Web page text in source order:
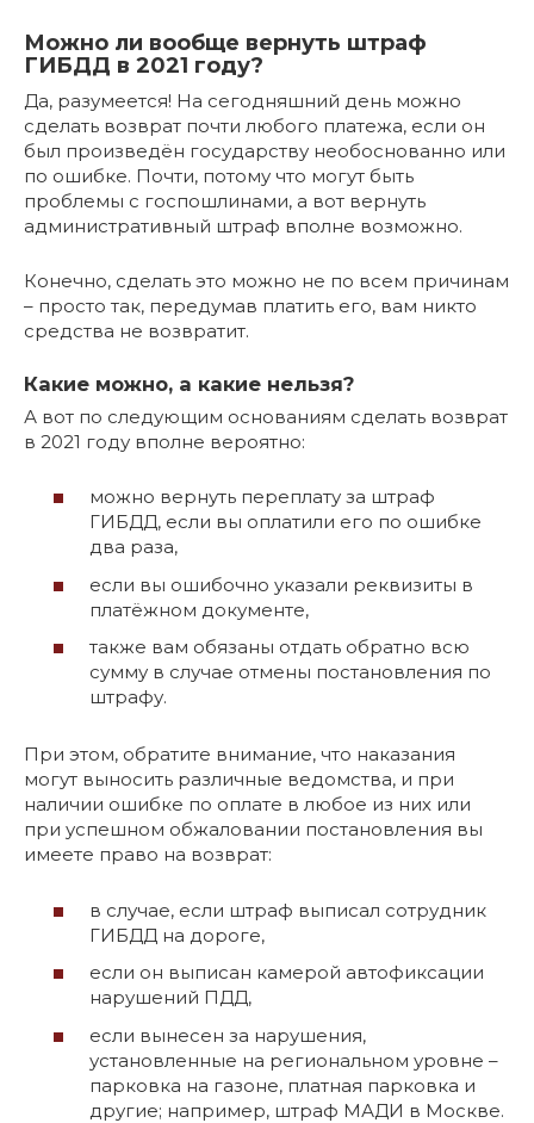
Можно ли вообще вернуть штраф
ГИБДД в 2021 году?
Да, разумеется! На сегодняшний день можно
сделать возврат почти любого платежа, если он
был произведён государству необоснованно или
по ошибке. Почти, потому что могут быть
проблемы с госпошлинами, а вот вернуть
административный штраф вполне возможно.
Конечно, сделать это можно не по всем причинам
– просто так, передумав платить его, вам никто
средства не возвратит.
Какие можно, а какие нельзя?
А вот по следующим основаниям сделать возврат
в 2021 году вполне вероятно:
можно вернуть переплату за штраф
ГИБДД, если вы оплатили его по ошибке
два раза,
если вы ошибочно указали реквизиты в
платёжном документе,
также вам обязаны отдать обратно всю
сумму в случае отмены постановления по
штрафу.
При этом, обратите внимание, что наказания
могут выносить различные ведомства, и при
наличии ошибке по оплате в любое из них или
при успешном обжаловании постановления вы
имеете право на возврат:
в случае, если штраф выписал сотрудник
ГИБДД на дороге,
если он выписан камерой автофиксации
нарушений ПДД,
если вынесен за нарушения,
установленные на региональном уровне –
парковка на газоне, платная парковка и
другие; например, штраф МАДИ в Москве.